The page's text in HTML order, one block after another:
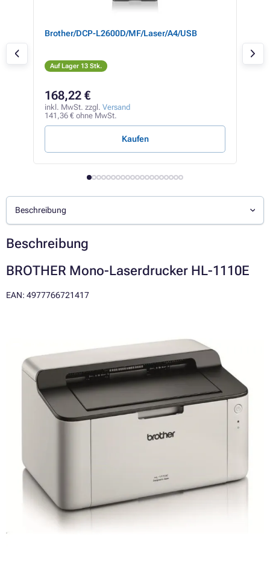
Brother/DCP-L2600D/MF/Laser/A4/USB
Auf Lager 13 Stk.
168,22 €
inkl. MwSt. zzgl. Versand
141,36 € ohne MwSt.
Kaufen
Beschreibung
Beschreibung
BROTHER Mono-Laserdrucker HL-1110E
EAN: 4977766721417